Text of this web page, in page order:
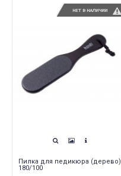
НЕТ В НАЛИЧИИ
Пилка для педикюра (дерево)
180/100